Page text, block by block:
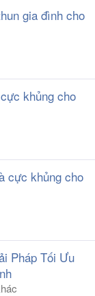
gia đình cho
khủng cho
cực khủng cho
Pháp Tối Ưu